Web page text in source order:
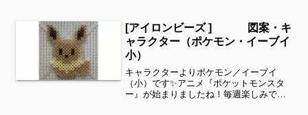
ることができます！お時間がありました
ら、他の図案もぜひ覗いてみ...
[アイロンビーズ ] 図案・キ
ャラクター（ポケモン・イーブイ
小）
キャラクターよりポケモン／イーブイ
（小）です✨アニメ『ポケットモンスタ
ー』が始まりましたね！毎週楽しみです